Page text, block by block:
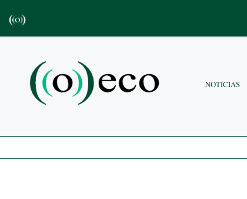
NOTÍCIAS